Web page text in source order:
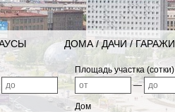
ДОМА / ДАЧИ / ГАРАЖИ
Площадь участка (сотки)
—
Дом